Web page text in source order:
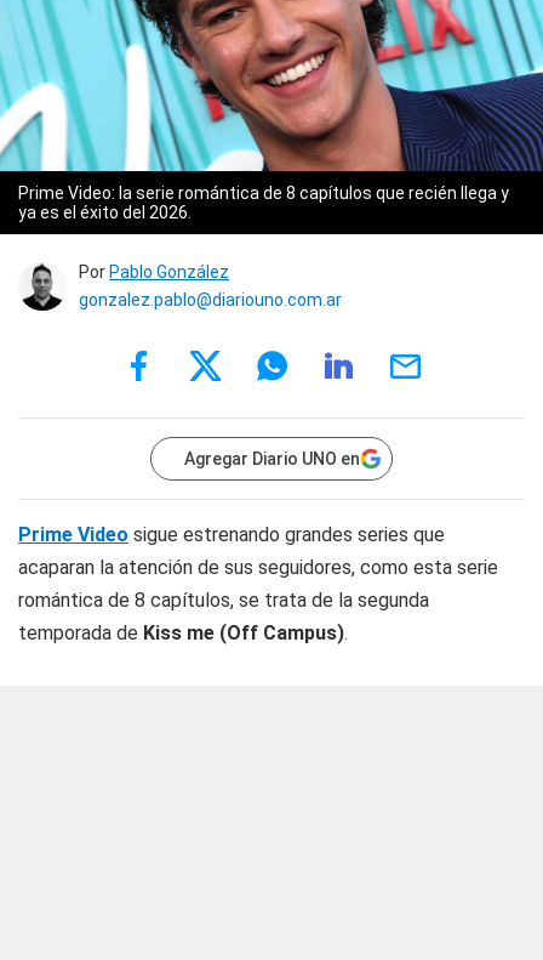
Prime Video: la serie romántica de 8 capítulos que recién llega y
ya es el éxito del 2026.
Por Pablo González
gonzalez.pablo@diariouno.com.ar
Agregar Diario UNO en
Prime Video sigue estrenando grandes series que
acaparan la atención de sus seguidores, como esta serie
romántica de 8 capítulos, se trata de la segunda
temporada de Kiss me (Off Campus).